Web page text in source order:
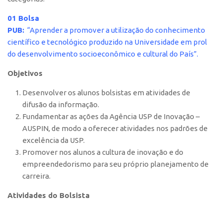
Bolsa Startup USP
PGI-USP
Leis e Normas
Portal do Inventor
Inteligência Competitiva
Editais
Pesquisa na USP
EMBRAPIIs
CEPIDs
01 Bolsa
PUB: “Aprender a promover a utilização do conhecimento
científico e tecnológico produzido na Universidade em prol
do desenvolvimento socioeconômico e cultural do País”.
Objetivos
Desenvolver os alunos bolsistas em atividades de
difusão da informação.
Fundamentar as ações da Agência USP de Inovação –
AUSPIN, de modo a oferecer atividades nos padrões de
excelência da USP.
Promover nos alunos a cultura de inovação e do
empreendedorismo para seu próprio planejamento de
carreira.
Atividades do Bolsista